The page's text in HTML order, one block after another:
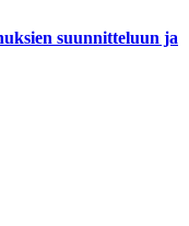
suunnitteluun ja